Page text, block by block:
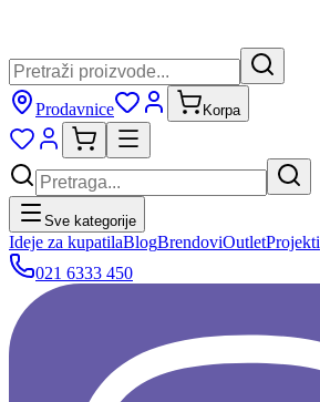
Prodavnice Korpa
Sve kategorije
Ideje za kupatilaBlogBrendoviOutletProjekti
021 6333 450